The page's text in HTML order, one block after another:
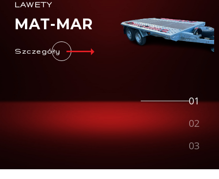
LAWETY
MAT-MAR
Szczegóły